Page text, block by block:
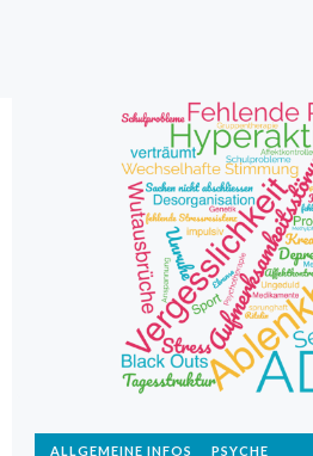
ALLGEMEINE INFOS PSYCHE